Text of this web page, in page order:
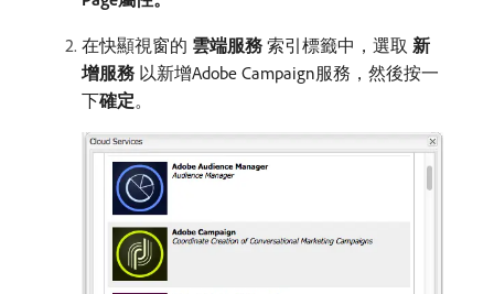
在快顯視窗的​ 雲端服務 ​索引標籤中，選取​ 新
增服務 ​以新增Adobe Campaign服務，然後按一
下​確定。